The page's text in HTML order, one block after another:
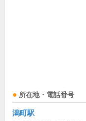
所在地・電話番号
潟町駅